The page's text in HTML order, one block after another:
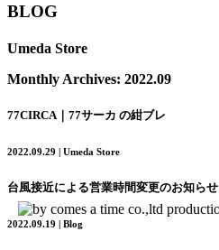
BLOG
Umeda Store
Monthly Archives: 2022.09
77CIRCA｜77サーカ の紺ブレ
2022.09.29 | Umeda Store
台風接近による営業時間変更のお知らせ
2022.09.19 | Blog